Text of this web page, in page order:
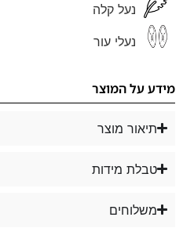
נעל קלה
נעלי עור
מידע על המוצר
תיאור מוצר
טבלת מידות
משלוחים